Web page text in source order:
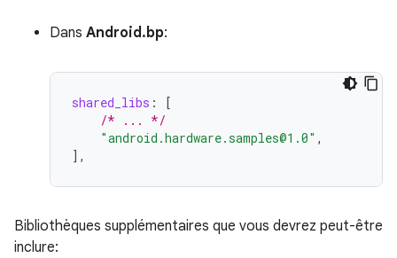
Dans Android.bp:
shared_libs :
[
/* ... */
"android.hardware.samples@1.0" ,
],
Bibliothèques supplémentaires que vous devrez peut-être
inclure: